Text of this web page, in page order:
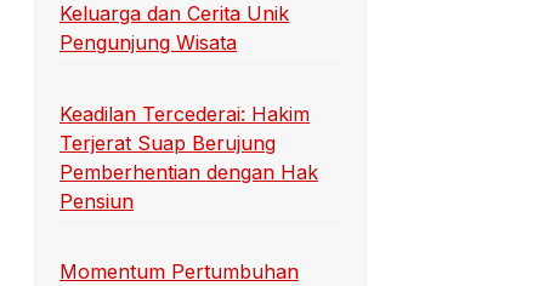
Keluarga dan Cerita Unik
Pengunjung Wisata
Keadilan Tercederai: Hakim
Terjerat Suap Berujung
Pemberhentian dengan Hak
Pensiun
Momentum Pertumbuhan